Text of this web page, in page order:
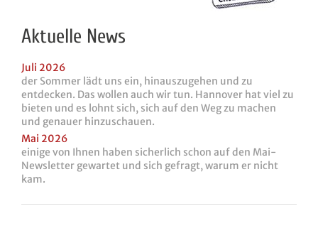
Aktuelle News
Juli 2026
der Sommer lädt uns ein, hinauszugehen und zu
entdecken. Das wollen auch wir tun. Hannover hat viel zu
bieten und es lohnt sich, sich auf den Weg zu machen
und genauer hinzuschauen.
Mai 2026
einige von Ihnen haben sicherlich schon auf den Mai-
Newsletter gewartet und sich gefragt, warum er nicht
kam.